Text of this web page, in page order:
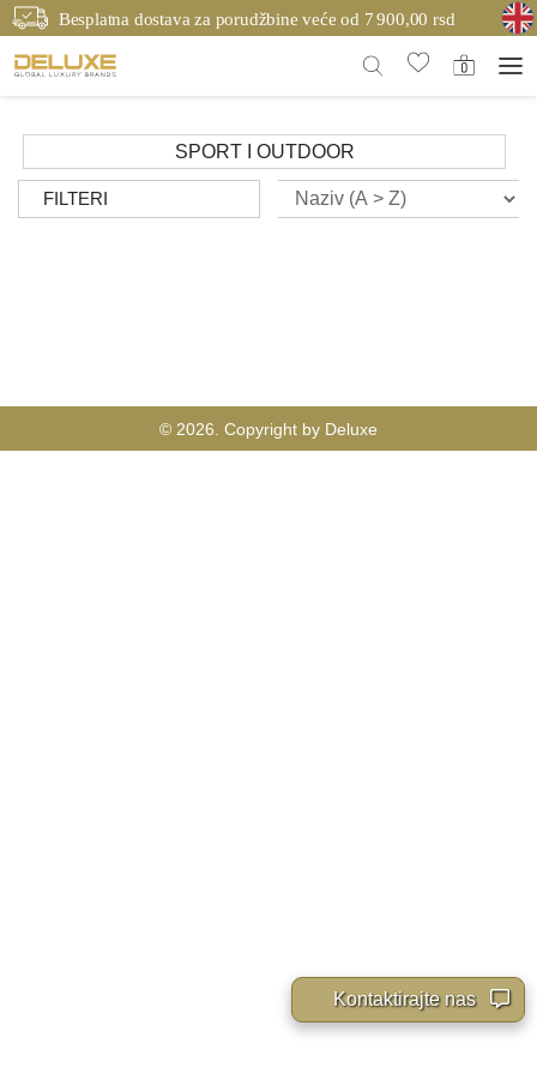
Besplatna dostava za porudžbine veće od 7 900,00 rsd
SPORT I OUTDOOR
FILTERI
© 2026. Copyright by Deluxe
Kontaktirajte nas